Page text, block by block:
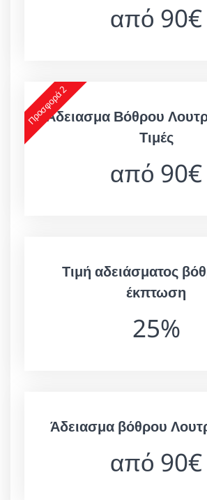
από 90€
Προσφορά 2Άδειασμα Βόθρου
Τιμές
από 90€
Τιμή αδειάσματος
έκπτωση
25%
Άδειασμα βόθρου
από 90€